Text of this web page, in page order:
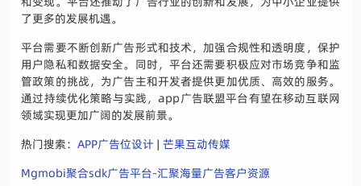
了更多的发展机遇。
平台需要不断创新广告形式和技术，加强合规性和透明度，保护
用户隐私和数据安全。同时，平台还需要积极应对市场竞争和监
管政策的挑战，为广告主和开发者提供更加优质、高效的服务。
通过持续优化策略与实践，app广告联盟平台有望在移动互联网
领域实现更加广阔的发展前景。
热门搜索：APP广告位设计 |芒果互动传媒
Mgmobi聚合sdk广告平台-汇聚海量广告客户资源